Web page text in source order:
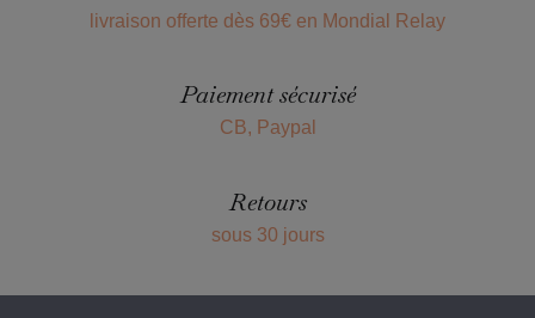
livraison offerte dès 69€ en Mondial Relay
Paiement sécurisé
CB, Paypal
Retours
sous 30 jours